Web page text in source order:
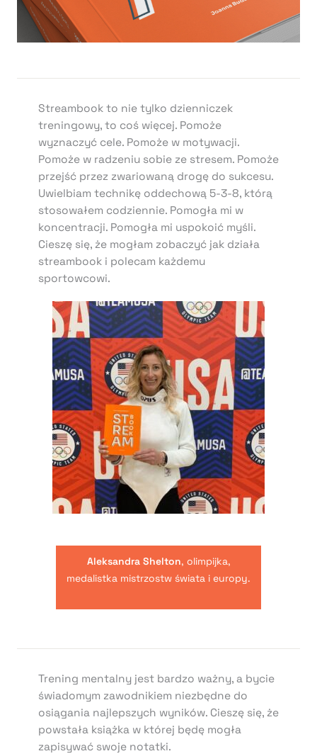
Streambook to nie tylko dzienniczek
treningowy, to coś więcej. Pomoże
wyznaczyć cele. Pomoże w motywacji.
Pomoże w radzeniu sobie ze stresem. Pomoże
przejść przez zwariowaną drogę do sukcesu.
Uwielbiam technikę oddechową 5-3-8, którą
stosowałem codziennie. Pomogła mi w
koncentracji. Pomogła mi uspokoić myśli.
Cieszę się, że mogłam zobaczyć jak działa
streambook i polecam każdemu
sportowcowi.
Aleksandra Shelton, olimpijka,
medalistka mistrzostw świata i europy.
Trening mentalny jest bardzo ważny, a bycie
świadomym zawodnikiem niezbędne do
osiągania najlepszych wyników. Cieszę się, że
powstała książka w której będę mogła
zapisywać swoje notatki.